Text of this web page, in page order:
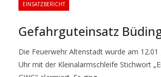
EINSATZBERICHT
Gefahrguteinsatz
Die Feuerwehr Altenstadt wurde am 12.01
Uhr mit der Kleinalarmschleife Stichwort